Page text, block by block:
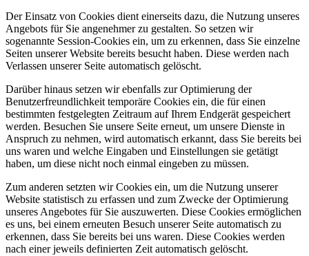
Der Einsatz von Cookies dient einerseits dazu, die Nutzung unseres
Angebots für Sie angenehmer zu gestalten. So setzen wir
sogenannte Session-Cookies ein, um zu erkennen, dass Sie einzelne
Seiten unserer Website bereits besucht haben. Diese werden nach
Verlassen unserer Seite automatisch gelöscht.
Darüber hinaus setzen wir ebenfalls zur Optimierung der
Benutzerfreundlichkeit temporäre Cookies ein, die für einen
bestimmten festgelegten Zeitraum auf Ihrem Endgerät gespeichert
werden. Besuchen Sie unsere Seite erneut, um unsere Dienste in
Anspruch zu nehmen, wird automatisch erkannt, dass Sie bereits bei
uns waren und welche Eingaben und Einstellungen sie getätigt
haben, um diese nicht noch einmal eingeben zu müssen.
Zum anderen setzten wir Cookies ein, um die Nutzung unserer
Website statistisch zu erfassen und zum Zwecke der Optimierung
unseres Angebotes für Sie auszuwerten. Diese Cookies ermöglichen
es uns, bei einem erneuten Besuch unserer Seite automatisch zu
erkennen, dass Sie bereits bei uns waren. Diese Cookies werden
nach einer jeweils definierten Zeit automatisch gelöscht.